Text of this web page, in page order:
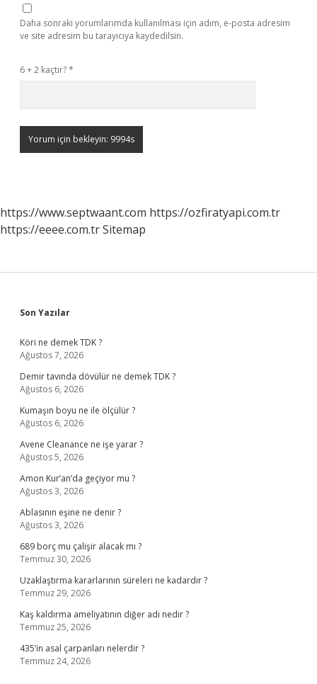
Daha sonraki yorumlarımda kullanılması için adım, e-posta adresim
ve site adresim bu tarayıcıya kaydedilsin.
6 + 2 kaçtır?*
https://www.septwaant.com https://ozfiratyapi.com.tr
https://eeee.com.trSitemap
Sidebar
Son Yazılar
Köri ne demek TDK ?
Ağustos 7, 2026
Demir tavında dövülür ne demek TDK ?
Ağustos 6, 2026
Kumaşın boyu ne ile ölçülür ?
Ağustos 6, 2026
Avene Cleanance ne işe yarar ?
Ağustos 5, 2026
Amon Kur’an’da geçiyor mu ?
Ağustos 3, 2026
Ablasının eşine ne denir ?
Ağustos 3, 2026
689 borç mu çalişir alacak mı ?
Temmuz 30, 2026
Uzaklaştırma kararlarının süreleri ne kadardır ?
Temmuz 29, 2026
Kaş kaldırma ameliyatının diğer adı nedir ?
Temmuz 25, 2026
435’in asal çarpanları nelerdir ?
Temmuz 24, 2026